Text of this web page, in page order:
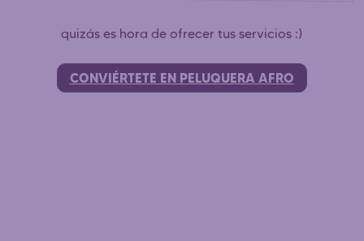
quizás es hora de ofrecer tus servicios :)
CONVIÉRTETE EN PELUQUERA AFRO